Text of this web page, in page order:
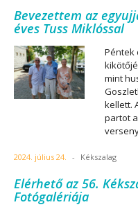
Bevezettem az
éves Tuss Miklóssal
Péntek
mint
kellett.
partot
2024. július 24. - Kékszalag
Elérhető az 56.
Fotógalériája